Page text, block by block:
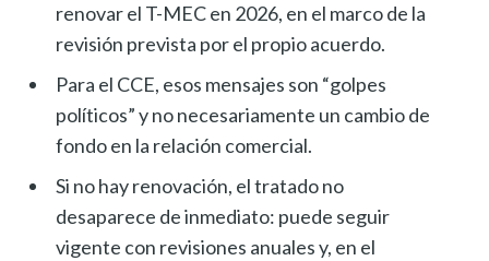
renovar el T-MEC en 2026, en el marco de la
revisión prevista por el propio acuerdo.
Para el CCE, esos mensajes son “golpes
políticos” y no necesariamente un cambio de
fondo en la relación comercial.
Si no hay renovación, el tratado no
desaparece de inmediato: puede seguir
vigente con revisiones anuales y, en el